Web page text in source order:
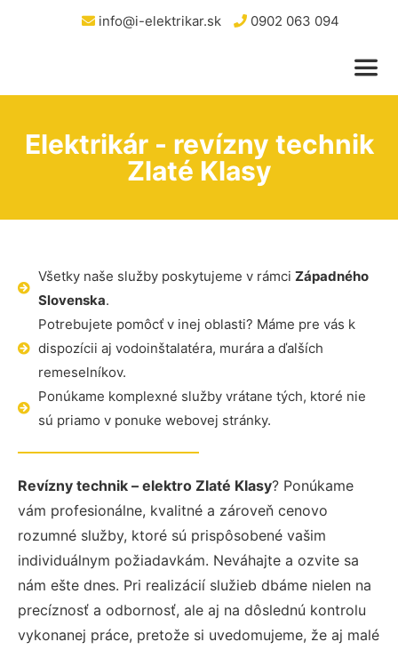
info@i-elektrikar.sk 0902 063 094
Elektrikár - revízny technik
Zlaté Klasy
Všetky naše služby poskytujeme v rámci Západného
Slovenska.
Potrebujete pomôcť v inej oblasti? Máme pre vás k
dispozícii aj vodoinštalatéra, murára a ďalších
remeselníkov.
Ponúkame komplexné služby vrátane tých, ktoré nie
sú priamo v ponuke webovej stránky.
Revízny technik – elektro Zlaté Klasy? Ponúkame
vám profesionálne, kvalitné a zároveň cenovo
rozumné služby, ktoré sú prispôsobené vašim
individuálnym požiadavkám. Neváhajte a ozvite sa
nám ešte dnes. Pri realizácií služieb dbáme nielen na
precíznosť a odbornosť, ale aj na dôslednú kontrolu
vykonanej práce, pretože si uvedomujeme, že aj malé